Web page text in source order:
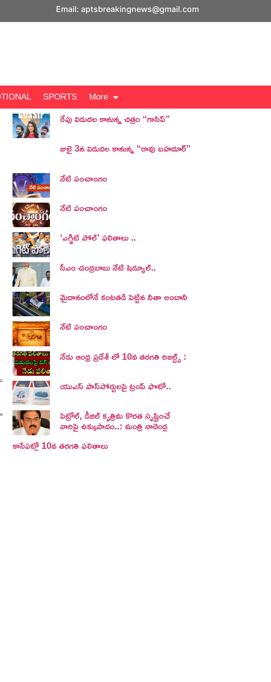
Email: aptsbreakingnews@gmail.com
SPORTS More
రేపు విడుదల కానున్న చిత్రం “గాసిప్”
జులై 3న విడుదల కానున్న “రావు బహదూర్”
నేటి పంచాంగం
నేటి పంచాంగం
‘ఎగ్జిట్ పోల్’ ఫలితాలు ..
సీఎం చంద్రబాబు నేటి షెడ్యూల్..
మైదానంలోనే కంటతడి పెట్టిన నీతా అంబానీ
నేటి పంచాంగం
నేడు ఆంధ్ర ప్రదేశ్ లో 10వ తరగతి రిజల్ట్స్ :
యుఎస్ పాస్‌పోర్టులపై ట్రంప్‌ ఫొటో..
పెట్రోల్, డీజిల్ కృత్రిమ కొరత సృష్టించే
వారిపై ఉక్కుపాదం..: మంత్రి నాదెండ్ల
కాసేపట్లో 10వ తరగతి ఫలితాలు